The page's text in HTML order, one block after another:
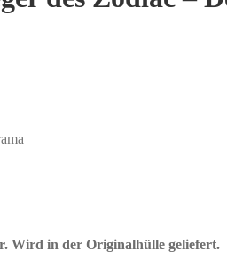
Wird in der Originalhülle geliefert.